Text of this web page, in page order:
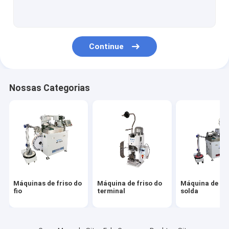
Ferramenta de friso do terminal
Continue
Nossas Categorias
Máquinas de friso do
fio
Máquina de friso do
terminal
Máquina de
solda